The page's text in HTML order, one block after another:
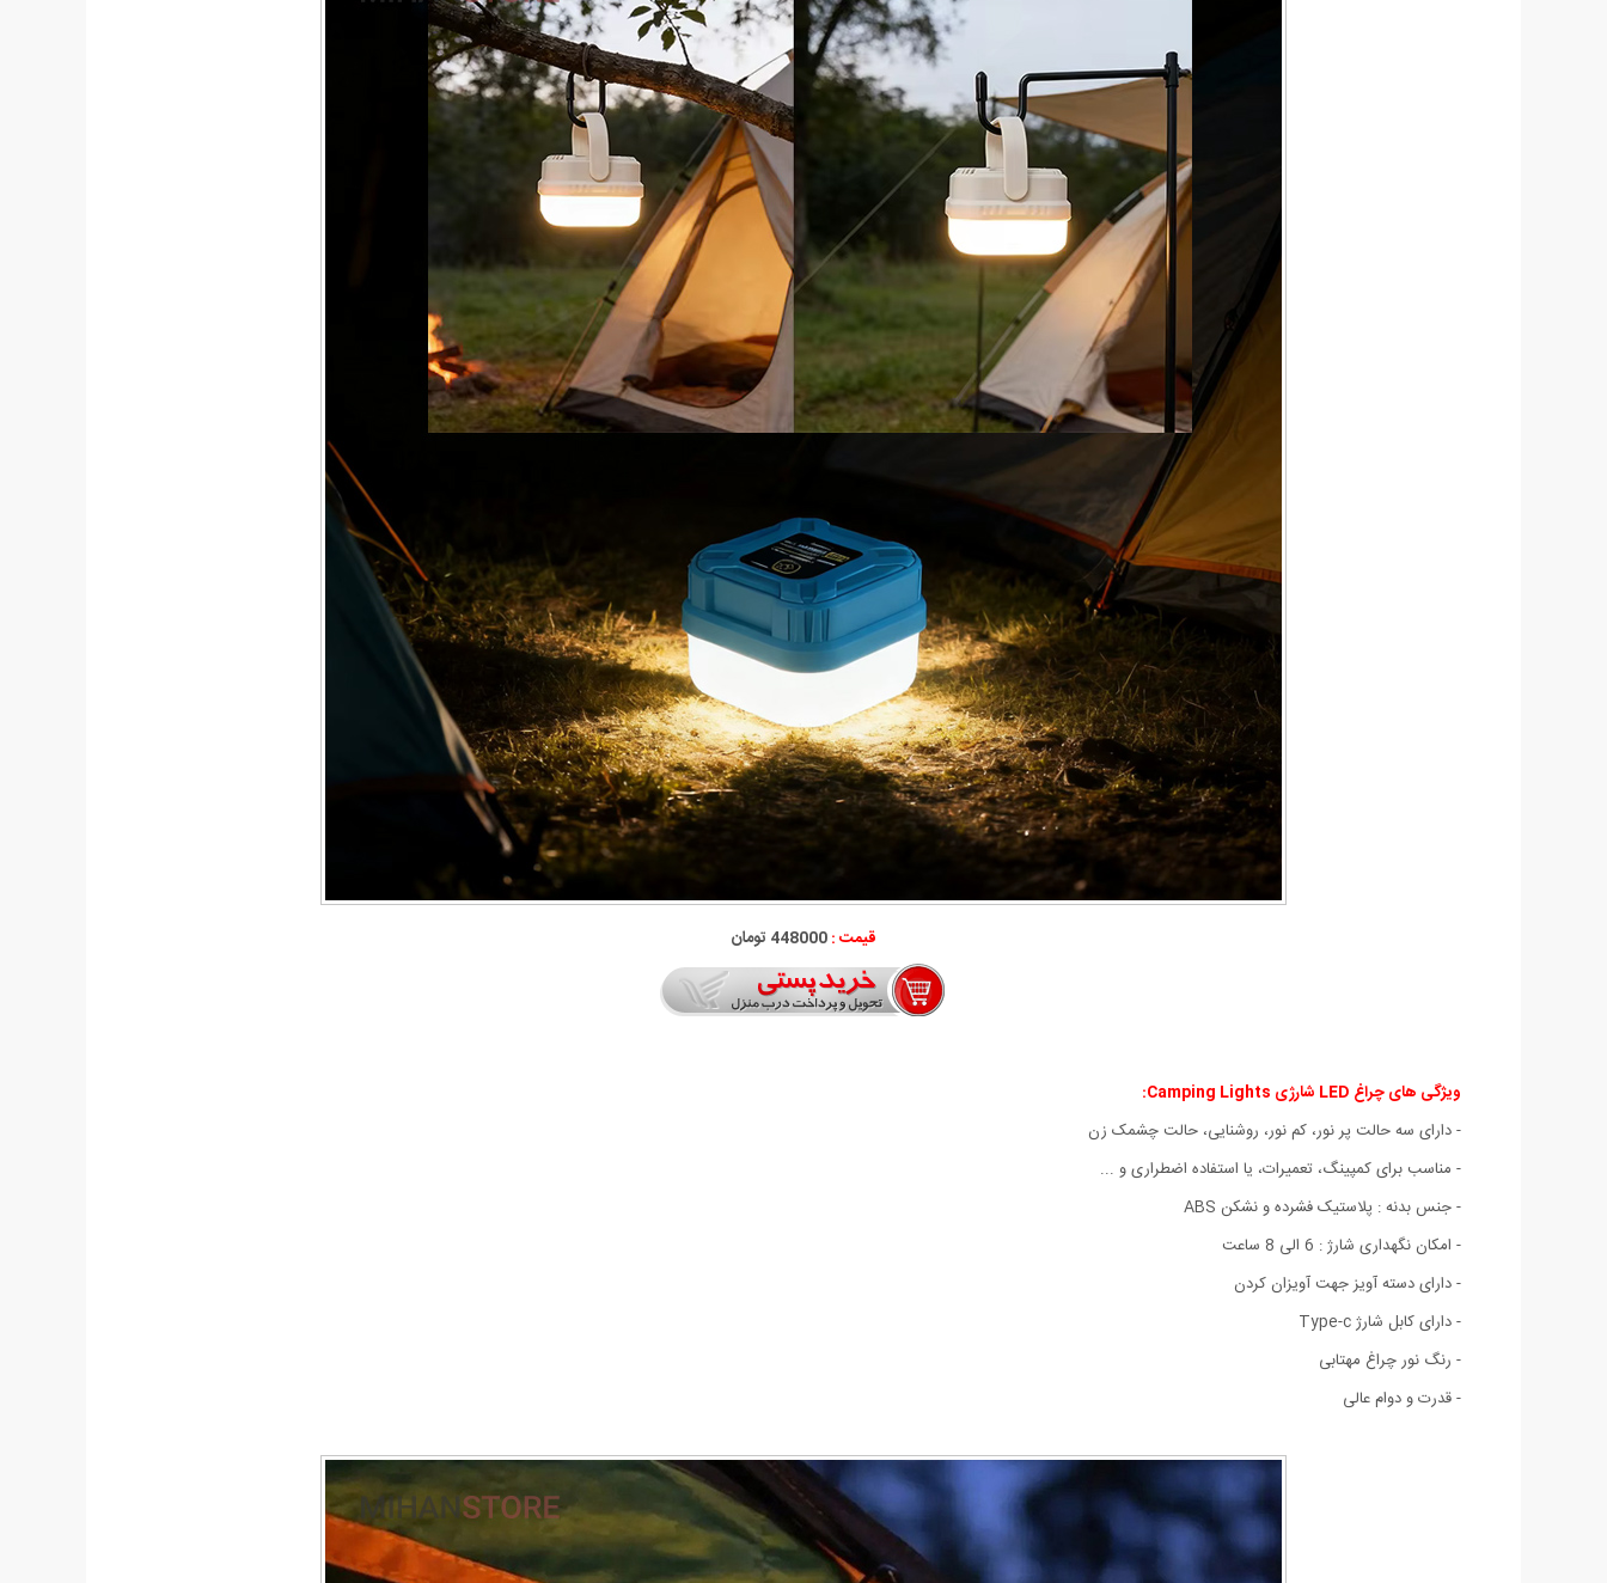
قیمت :448000 تومان
ویژگی های چراغ LED شارژی Camping Lights:
- دارای سه حالت پر نور، کم نور، روشنایی، حالت چشمک زن
- مناسب برای کمپینگ، تعمیرات، یا استفاده اضطراری و ...
- جنس بدنه : پلاستیک فشرده و نشکن ABS
- امکان نگهداری شارژ : 6 الی 8 ساعت
- دارای دسته آویز جهت آویزان کردن
- دارای کابل شارژ Type-c
- رنگ نور چراغ مهتابی
- قدرت و دوام عالی